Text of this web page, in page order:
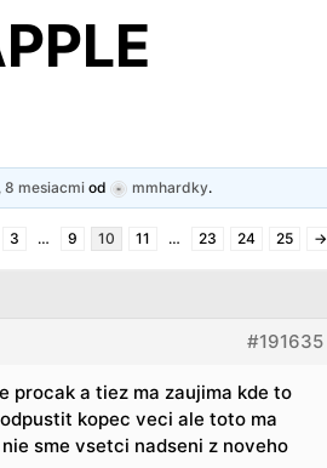
8 mesiacmi od mmhardky.
3 … 9 10 11 … 23 24 25 →
#191635
procak a tiez ma zaujima kde to
kopec veci ale toto ma
sme vsetci nadseni z noveho